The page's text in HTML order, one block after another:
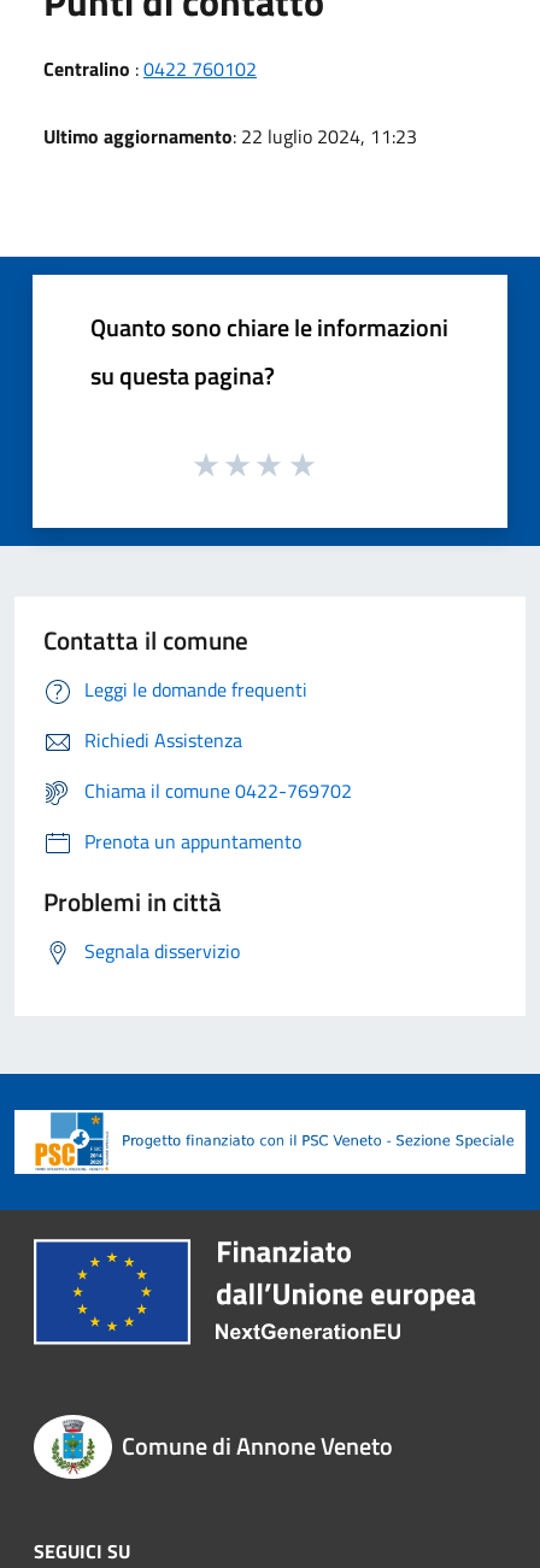
Centralino :0422 760102
Ultimo aggiornamento: 22 luglio 2024, 11:23
Quanto sono chiare le informazioni
su questa pagina?
Contatta il comune
Leggi le domande frequenti
Richiedi Assistenza
Chiama il comune 0422-769702
Prenota un appuntamento
Problemi in città
Segnala disservizio
Comune di Annone Veneto
SEGUICI SU